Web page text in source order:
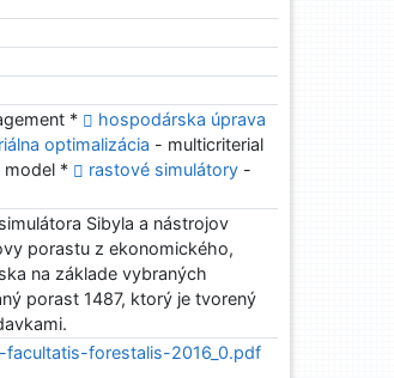
*
hospodárska úprava
optimalizácia - multicriterial
model * rastové simulátory -
Sibyla a nástrojov
porastu z ekonomického,
na základe vybraných
porast 1487, ktorý je tvorený
forestalis-2016_0.pdf